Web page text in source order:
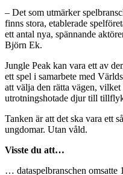
– Det som utmärker
finns stora, etablerade
ett antal nya, spännande
Björn Ek.
Jungle Peak kan vara ett av
ett spel i samarbete med
att välja den rätta vägen, vilket
utrotningshotade djur till
Tanken är att det ska vara ett
ungdomar. Utan våld.
Visste du att…
… dataspelbranschen